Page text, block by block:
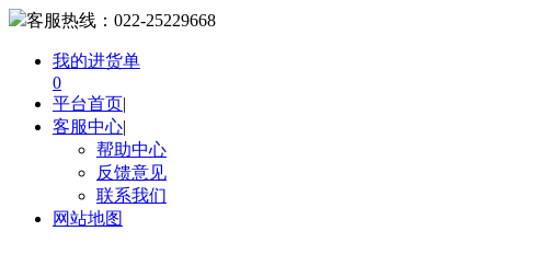
客服热线： 022-25229668
我的进货单
0
平台首页|
客服中心|
帮助中心
反馈意见
联系我们
网站地图